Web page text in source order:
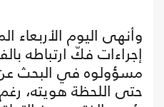
وأنهى اليوم الأربعاء
إجراءات فكّ ارتباطه
مسؤولوه في البحث
حتى اللحظة هويته،